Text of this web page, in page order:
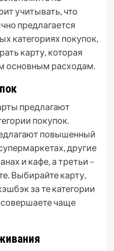
учитывать, что
предлагается
категориях покупок,
карту, которая
основным расходам.
предлагают
покупок.
повышенный
другие
и кафе, а третьи –
Выбирайте карту,
за те категории
чаще